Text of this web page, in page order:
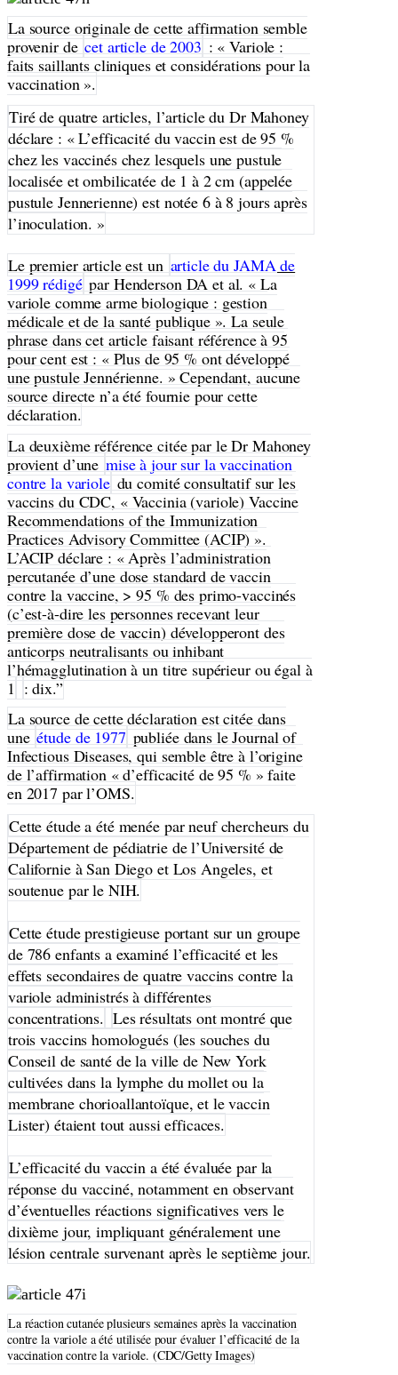
La source originale de cette affirmation semble
provenir decet article de 2003: « Variole :
faits saillants cliniques et considérations pour la
vaccination ».
Tiré de quatre articles, l’article du Dr Mahoney
déclare : « L’efficacité du vaccin est de 95 %
chez les vaccinés chez lesquels une pustule
localisée et ombilicatée de 1 à 2 cm (appelée
pustule Jennerienne) est notée 6 à 8 jours après
l’inoculation. »
Le premier article est un article du JAMA de
1999 rédigépar Henderson DA et al. « La
variole comme arme biologique : gestion
médicale et de la santé publique ». La seule
phrase dans cet article faisant référence à 95
pour cent est : « Plus de 95 % ont développé
une pustule Jennérienne. » Cependant, aucune
source directe n’a été fournie pour cette
déclaration.
La deuxième référence citée par le Dr Mahoney
provient d’unemise à jour sur la vaccination
contre la varioledu comité consultatif sur les
vaccins du CDC, « Vaccinia (variole) Vaccine
Recommendations of the Immunization
Practices Advisory Committee (ACIP) ».
L’ACIP déclare : « Après l’administration
percutanée d’une dose standard de vaccin
contre la vaccine, > 95 % des primo-vaccinés
(c’est-à-dire les personnes recevant leur
première dose de vaccin) développeront des
anticorps neutralisants ou inhibant
l’hémagglutination à un titre supérieur ou égal à
1 : dix.”
La source de cette déclaration est citée dans
uneétude de 1977publiée dans le Journal of
Infectious Diseases, qui semble être à l’origine
de l’affirmation « d’efficacité de 95 % » faite
en 2017 par l’OMS.
Cette étude a été menée par neuf chercheurs du
Département de pédiatrie de l’Université de
Californie à San Diego et Los Angeles, et
soutenue par le NIH.
Cette étude prestigieuse portant sur un groupe
de 786 enfants a examiné l’efficacité et les
effets secondaires de quatre vaccins contre la
variole administrés à différentes
concentrations. Les résultats ont montré que
trois vaccins homologués (les souches du
Conseil de santé de la ville de New York
cultivées dans la lymphe du mollet ou la
membrane chorioallantoïque, et le vaccin
Lister) étaient tout aussi efficaces.
L’efficacité du vaccin a été évaluée par la
réponse du vacciné, notamment en observant
d’éventuelles réactions significatives vers le
dixième jour, impliquant généralement une
lésion centrale survenant après le septième jour.
La réaction cutanée plusieurs semaines après la vaccination
contre la variole a été utilisée pour évaluer l’efficacité de la
vaccination contre la variole. (CDC/Getty Images)